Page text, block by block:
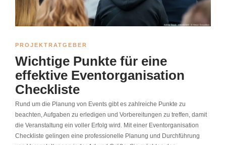
PROJEKTRATGEBER
Wichtige Punkte für eine
effektive Eventorganisation
Checkliste
Rund um die Planung von Events gibt es zahlreiche Punkte zu
beachten, Aufgaben zu erledigen und Vorbereitungen zu treffen, damit
die Veranstaltung ein voller Erfolg wird. Mit einer Eventorganisation
Checkliste gelingen eine professionelle Planung und Durchführung